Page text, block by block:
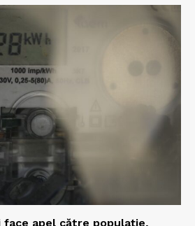
face apel către populație,